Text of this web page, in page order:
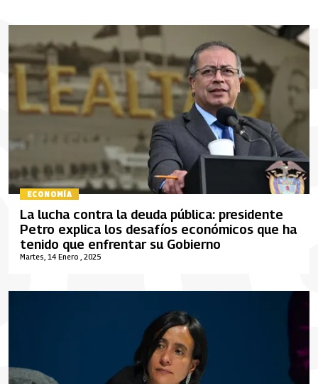
ECONOMÍA
Martes, 14 Enero , 2025
La lucha contra la deuda pública: presidente
Petro explica los desafíos económicos que ha
tenido que enfrentar su Gobierno